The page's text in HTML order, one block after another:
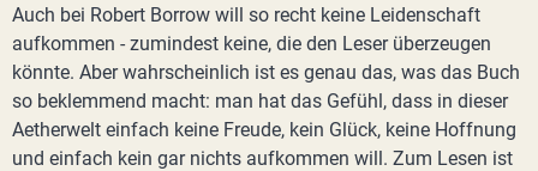
Auch bei Robert Borrow will so recht keine Leidenschaft
aufkommen - zumindest keine, die den Leser überzeugen
könnte. Aber wahrscheinlich ist es genau das, was das Buch
so beklemmend macht: man hat das Gefühl, dass in dieser
Aetherwelt einfach keine Freude, kein Glück, keine Hoffnung
und einfach kein gar nichts aufkommen will. Zum Lesen ist